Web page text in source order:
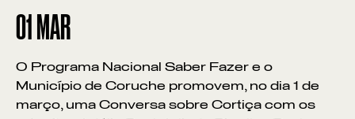
01 MAR
O Programa Nacional Saber Fazer e o
Município de Coruche promovem, no dia 1 de
março, uma Conversa sobre Cortiça com os